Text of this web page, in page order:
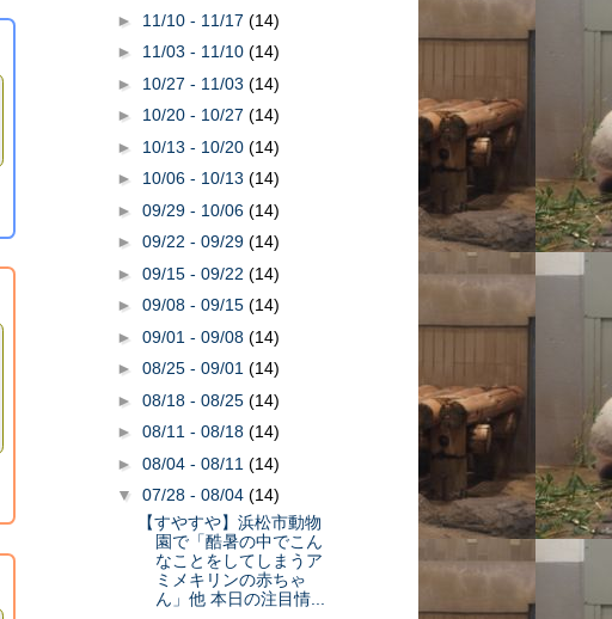
► 11/10 - 11/17 (14)
► 11/03 - 11/10 (14)
► 10/27 - 11/03 (14)
► 10/20 - 10/27 (14)
► 10/13 - 10/20 (14)
► 10/06 - 10/13 (14)
► 09/29 - 10/06 (14)
► 09/22 - 09/29 (14)
► 09/15 - 09/22 (14)
► 09/08 - 09/15 (14)
► 09/01 - 09/08 (14)
► 08/25 - 09/01 (14)
► 08/18 - 08/25 (14)
► 08/11 - 08/18 (14)
► 08/04 - 08/11 (14)
▼ 07/28 - 08/04 (14)
【すやすや】浜松市動物
園で「酷暑の中でこん
なことをしてしまうア
ミメキリンの赤ちゃ
ん」他 本日の注目情...